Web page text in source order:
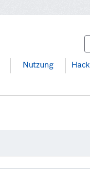
Nutzung